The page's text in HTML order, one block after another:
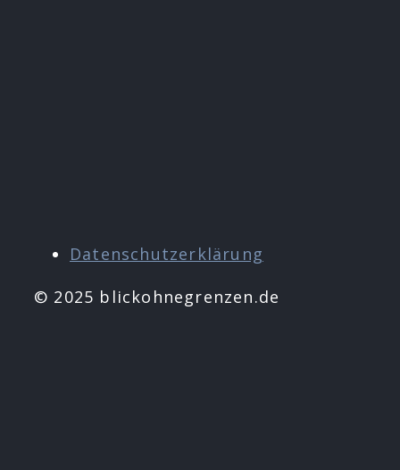
Datenschutzerklärung
© 2025 blickohnegrenzen.de